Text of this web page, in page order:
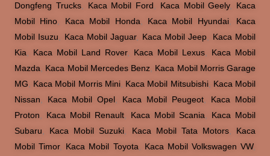
Dongfeng Trucks, Kaca Mobil Ford, Kaca Mobil Geely, Kaca
Mobil Hino, Kaca Mobil Honda, Kaca Mobil Hyundai, Kaca
Mobil Isuzu, Kaca Mobil Jaguar, Kaca Mobil Jeep, Kaca Mobil
Kia, Kaca Mobil Land Rover, Kaca Mobil Lexus, Kaca Mobil
Mazda, Kaca Mobil Mercedes Benz, Kaca Mobil Morris Garage
MG, Kaca Mobil Morris Mini, Kaca Mobil Mitsubishi, Kaca Mobil
Nissan, Kaca Mobil Opel, Kaca Mobil Peugeot, Kaca Mobil
Proton, Kaca Mobil Renault, Kaca Mobil Scania, Kaca Mobil
Subaru, Kaca Mobil Suzuki, Kaca Mobil Tata Motors, Kaca
Mobil Timor, Kaca Mobil Toyota, Kaca Mobil Volkswagen VW,